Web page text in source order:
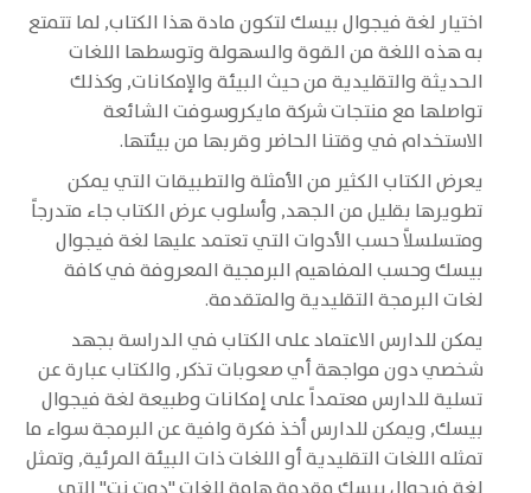
اختيار لغة فيجوال بيسك لتكون مادة هذا الكتاب, لما تتمتع
به هذه اللغة من القوة والسهولة وتوسطها اللغات
الحديثة والتقليدية من حيث البيئة والإمكانات, وكذلك
تواصلها مع منتجات شركة مايكروسوفت الشائعة
الاستخدام في وقتنا الحاضر وقربها من بيئتها.
يعرض الكتاب الكثير من الأمثلة والتطبيقات التي يمكن
تطويرها بقليل من الجهد, وأسلوب عرض الكتاب جاء متدرجاً
ومتسلسلاً حسب الأدوات التي تعتمد عليها لغة فيجوال
بيسك وحسب المفاهيم البرمجية المعروفة في كافة
لغات البرمجة التقليدية والمتقدمة.
يمكن للدارس الاعتماد على الكتاب في الدراسة بجهد
شخصي دون مواجهة أي صعوبات تذكر, والكتاب عبارة عن
تسلية للدارس معتمداً على إمكانات وطبيعة لغة فيجوال
بيسك, ويمكن للدارس أخذ فكرة وافية عن البرمجة سواء ما
تمثله اللغات التقليدية أو اللغات ذات البيئة المرئية, وتمثل